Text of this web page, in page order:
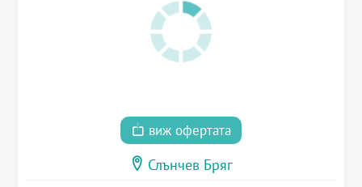
виж офертата
Слънчев Бряг